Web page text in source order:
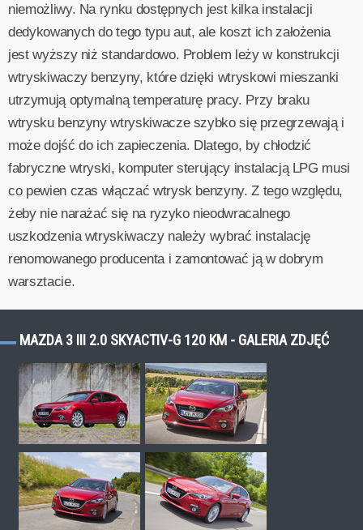
niemożliwy. Na rynku dostępnych jest kilka instalacji
dedykowanych do tego typu aut, ale koszt ich założenia
jest wyższy niż standardowo. Problem leży w konstrukcji
wtryskiwaczy benzyny, które dzięki wtryskowi mieszanki
utrzymują optymalną temperaturę pracy. Przy braku
wtrysku benzyny wtryskiwacze szybko się przegrzewają i
może dojść do ich zapieczenia. Dlatego, by chłodzić
fabryczne wtryski, komputer sterujący instalacją LPG musi
co pewien czas włączać wtrysk benzyny. Z tego względu,
żeby nie narażać się na ryzyko nieodwracalnego
uszkodzenia wtryskiwaczy należy wybrać instalację
renomowanego producenta i zamontować ją w dobrym
warsztacie.
MAZDA 3 III 2.0 SKYACTIV-G 120 KM - GALERIA ZDJĘĆ